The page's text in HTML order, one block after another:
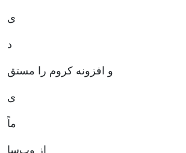
ی
د
و افزونه کروم را مستق
ی
ماً
از وب‌سا